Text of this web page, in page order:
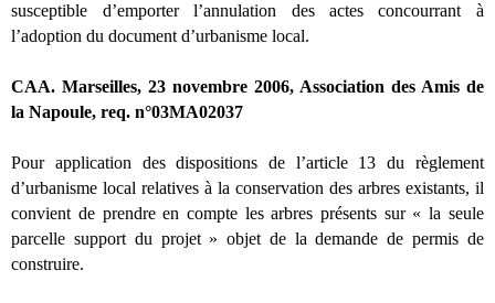
susceptible d’emporter l’annulation des actes concourrant à
l’adoption du document d’urbanisme local.
CAA. Marseilles, 23 novembre 2006, Association des Amis de
la Napoule, req. n°03MA02037
Pour application des dispositions de l’article 13 du règlement
d’urbanisme local relatives à la conservation des arbres existants, il
convient de prendre en compte les arbres présents sur « la seule
parcelle support du projet » objet de la demande de permis de
construire.